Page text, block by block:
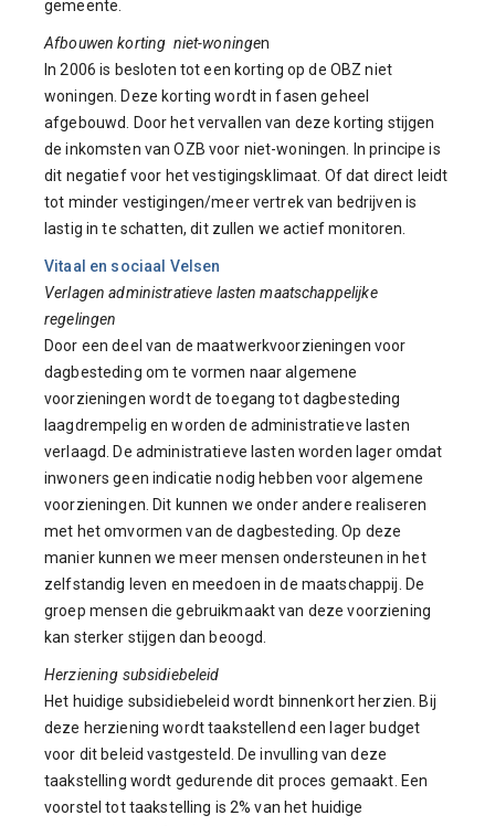
gemeente.
Afbouwen korting niet-woningen
In 2006 is besloten tot een korting op de OBZ niet
woningen. Deze korting wordt in fasen geheel
afgebouwd. Door het vervallen van deze korting stijgen
de inkomsten van OZB voor niet-woningen. In principe is
dit negatief voor het vestigingsklimaat. Of dat direct leidt
tot minder vestigingen/meer vertrek van bedrijven is
lastig in te schatten, dit zullen we actief monitoren.
Vitaal en sociaal Velsen
Verlagen administratieve lasten maatschappelijke
regelingen
Door een deel van de maatwerkvoorzieningen voor
dagbesteding om te vormen naar algemene
voorzieningen wordt de toegang tot dagbesteding
laagdrempelig en worden de administratieve lasten
verlaagd. De administratieve lasten worden lager omdat
inwoners geen indicatie nodig hebben voor algemene
voorzieningen. Dit kunnen we onder andere realiseren
met het omvormen van de dagbesteding. Op deze
manier kunnen we meer mensen ondersteunen in het
zelfstandig leven en meedoen in de maatschappij. De
groep mensen die gebruikmaakt van deze voorziening
kan sterker stijgen dan beoogd.
Herziening subsidiebeleid
Het huidige subsidiebeleid wordt binnenkort herzien. Bij
deze herziening wordt taakstellend een lager budget
voor dit beleid vastgesteld. De invulling van deze
taakstelling wordt gedurende dit proces gemaakt. Een
voorstel tot taakstelling is 2% van het huidige